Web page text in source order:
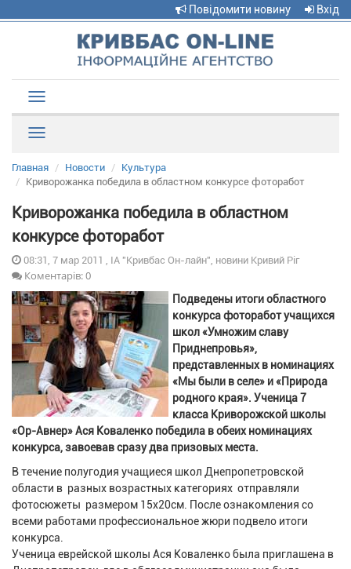
Повідомити новину Вхід
navigation
Главная Новости
Культура
Криворожанка победила в областном конкурсе фоторабот
Криворожанка победила в областном
конкурсе фоторабот
08:31, 7 мар 2011 , ІА "Кривбас Он-лайн", новини Кривий Ріг
Коментарів: 0
Подведены итоги областного
конкурса фоторабот учащихся
школ «Умножим славу
Приднепровья»,
представленных в номинациях
«Мы были в селе» и «Природа
родного края». Ученица 7
класса Криворожской школы
«Ор-Авнер» Ася Коваленко победила в обеих номинациях
конкурса, завоевав сразу два призовых места.
В течение полугодия учащиеся школ Днепропетровской
области в разных возрастных категориях отправляли
фотосюжеты размером 15х20см. После ознакомления со
всеми работами профессиональное жюри подвело итоги
конкурса.
Ученица еврейской школы Ася Коваленко была приглашена в